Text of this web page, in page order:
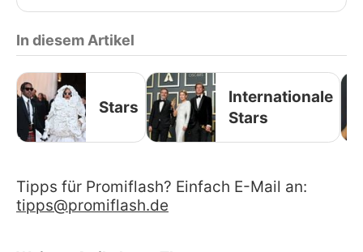
In diesem Artikel
Stars
Internationale
Stars
Tipps für Promiflash? Einfach E-Mail an:
tipps@promiflash.de